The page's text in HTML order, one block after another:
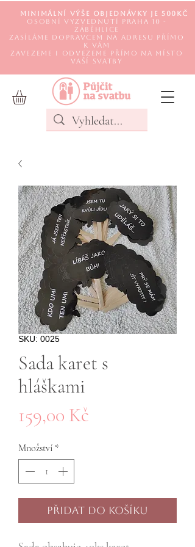
Minimální výše objednávky je 500Kč
Osobní vyzvednutí Praha 10 -
Záběhlice
Zasíláme DOPRAVCEM na adresu přímo
k Vám
Zavezeme i odvezeme přímo na místo
Vaší svatby
SKU: 0025
Sada karet s
hláškami
159,00 Kč
Množství *
Přidat do košíku